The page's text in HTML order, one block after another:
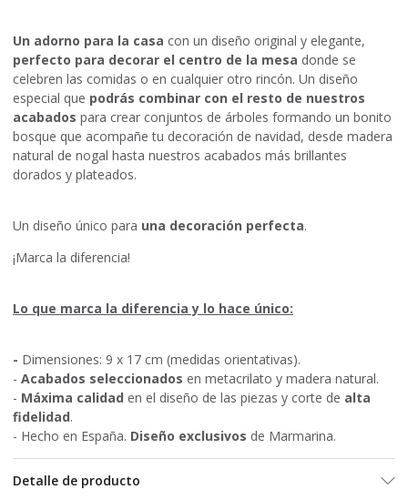
Un adorno para la casa con un diseño original y elegante,
perfecto para decorar el centro de la mesa donde se
celebren las comidas o en cualquier otro rincón. Un diseño
especial que podrás combinar con el resto de nuestros
acabados para crear conjuntos de árboles formando un bonito
bosque que acompañe tu decoración de navidad, desde madera
natural de nogal hasta nuestros acabados más brillantes
dorados y plateados.
Un diseño único para una decoración perfecta.
¡Marca la diferencia!
Lo que marca la diferencia y lo hace único:
- Dimensiones: 9 x 17 cm (medidas orientativas).
- Acabados seleccionados en metacrilato y madera natural.
- Máxima calidad en el diseño de las piezas y corte de alta
fidelidad.
- Hecho en España. Diseño exclusivos de Marmarina.
Detalle de producto